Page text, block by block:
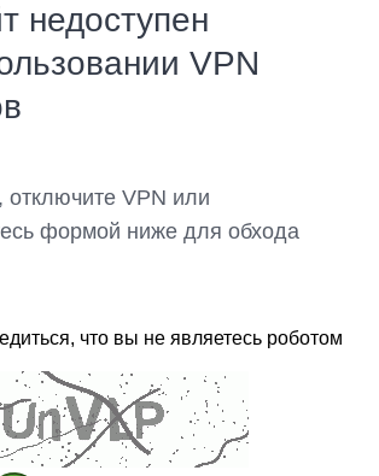
недоступен
VPN
отключите VPN или
формой ниже для обхода
что вы не являетесь роботом